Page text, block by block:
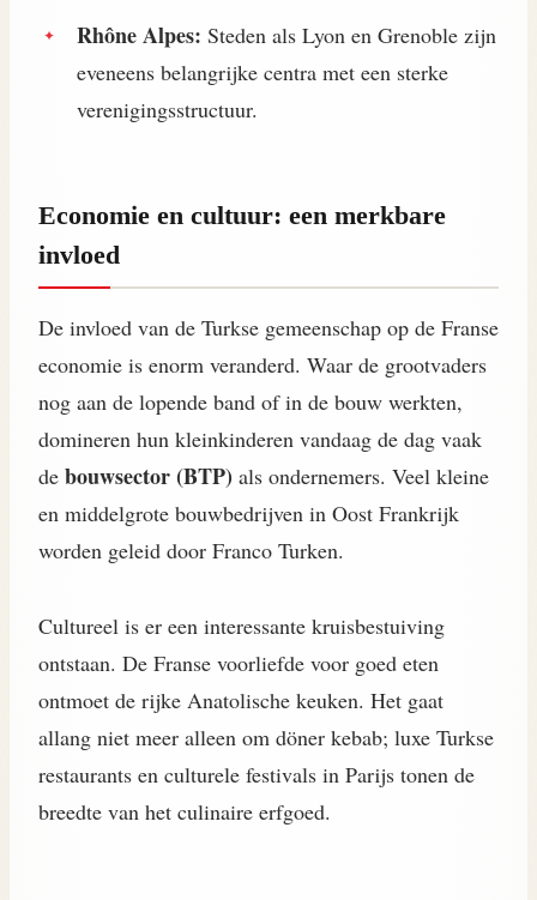
Rhône Alpes: Steden als Lyon en Grenoble zijn
eveneens belangrijke centra met een sterke
verenigingsstructuur.
Economie en cultuur: een merkbare
invloed
De invloed van de Turkse gemeenschap op de Franse
economie is enorm veranderd. Waar de grootvaders
nog aan de lopende band of in de bouw werkten,
domineren hun kleinkinderen vandaag de dag vaak
de bouwsector (BTP) als ondernemers. Veel kleine
en middelgrote bouwbedrijven in Oost Frankrijk
worden geleid door Franco Turken.
Cultureel is er een interessante kruisbestuiving
ontstaan. De Franse voorliefde voor goed eten
ontmoet de rijke Anatolische keuken. Het gaat
allang niet meer alleen om döner kebab; luxe Turkse
restaurants en culturele festivals in Parijs tonen de
breedte van het culinaire erfgoed.